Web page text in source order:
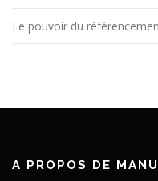
Le pouvoir du
A PROPOS DE MANU